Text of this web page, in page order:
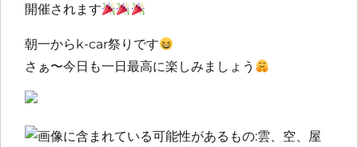
開催されます
朝一からk-car祭りです
さぁ〜今日も一日最高に楽しみましょう